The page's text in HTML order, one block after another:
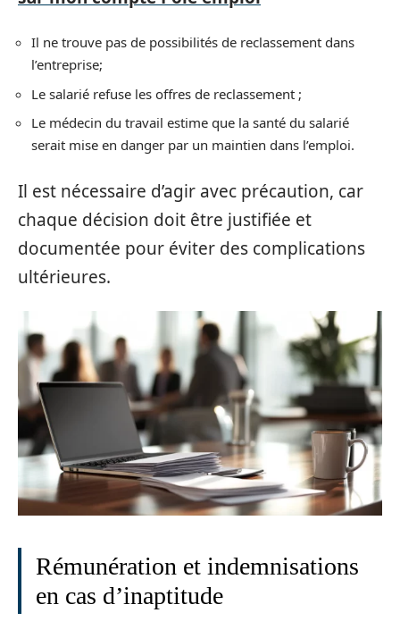
Il ne trouve pas de possibilités de reclassement dans
l’entreprise;
Le salarié refuse les offres de reclassement ;
Le médecin du travail estime que la santé du salarié
serait mise en danger par un maintien dans l’emploi.
Il est nécessaire d’agir avec précaution, car
chaque décision doit être justifiée et
documentée pour éviter des complications
ultérieures.
Rémunération et indemnisations
en cas d’inaptitude